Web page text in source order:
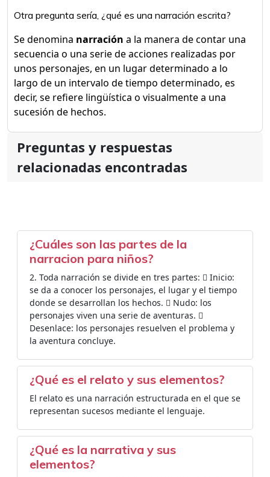
Otra pregunta sería, ¿qué es una narración escrita?
Se denomina narración a la manera de contar una
secuencia o una serie de acciones realizadas por
unos personajes, en un lugar determinado a lo
largo de un intervalo de tiempo determinado, es
decir, se refiere lingüística o visualmente a una
sucesión de hechos.
Preguntas y respuestas
relacionadas encontradas
¿Cuáles son las partes de la
narracion para niños?
2. Toda narración se divide en tres partes:  Inicio:
se da a conocer los personajes, el lugar y el tiempo
donde se desarrollan los hechos.  Nudo: los
personajes viven una serie de aventuras. 
Desenlace: los personajes resuelven el problema y
la aventura concluye.
¿Qué es el relato y sus elementos?
El relato es una narración estructurada en el que se
representan sucesos mediante el lenguaje.
¿Qué es la narrativa y sus
elementos?